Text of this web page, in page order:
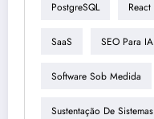
PostgreSQL React
SaaS SEO Para IA
Software Sob Medida
Sustentação De Sistemas